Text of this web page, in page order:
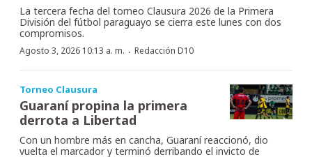
La tercera fecha del torneo Clausura 2026 de la Primera
División del fútbol paraguayo se cierra este lunes con dos
compromisos.
Agosto 3, 2026 10:13 a. m. · Redacción D10
Torneo Clausura
Guaraní propina la primera
derrota a Libertad
Con un hombre más en cancha, Guaraní reaccionó, dio
vuelta el marcador y terminó derribando el invicto de